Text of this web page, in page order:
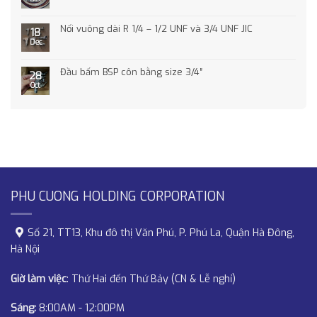
18
Dec
Nối vuông dài R 1/4 – 1/2 UNF và 3/4 UNF JIC
28
Oct
Đầu bấm BSP côn bằng size 3/4″
PHU CUONG HOLDING CORPORATION
Số 21, TT13, Khu đô thị Văn Phú, P. Phú La, Quận Hà Đông,
Hà Nội
Giờ làm việc: Thứ Hai đến Thứ Bảy (CN & Lễ nghỉ)
Sáng: 8:00AM - 12:00PM